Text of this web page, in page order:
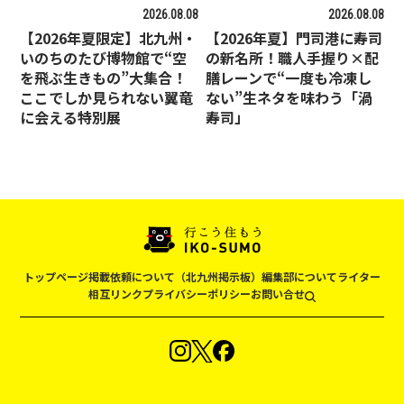
2026.08.08
【2026年夏限定】北九州・
いのちのたび博物館で“空
を飛ぶ生きもの”大集合！
ここでしか見られない翼竜
に会える特別展
2026.08.08
【2026年夏】門司港に寿司
の新名所！職人手握り×配
膳レーンで“一度も冷凍し
ない”生ネタを味わう「渦
寿司」
トップページ掲載依頼について（北九州掲示板） 編集部についてライター
相互リンクプライバシーポリシーお問い合せ